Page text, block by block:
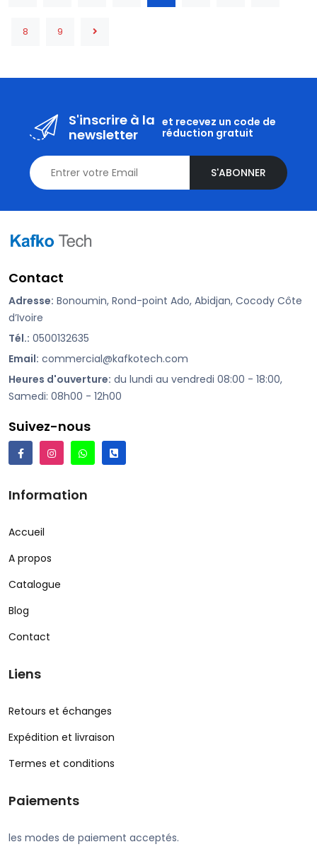
8 9
S'inscrire à la
newsletter
et recevez un code de
réduction gratuit
S'ABONNER
Contact
Adresse: Bonoumin, Rond-point Ado, Abidjan, Cocody Côte
d’Ivoire
Tél.: 0500132635
Email: commercial@kafkotech.com
Heures d'ouverture: du lundi au vendredi 08:00 - 18:00,
Samedi: 08h00 - 12h00
Suivez-nous
Information
Accueil
A propos
Catalogue
Blog
Contact
Liens
Retours et échanges
Expédition et livraison
Termes et conditions
Paiements
les modes de paiement acceptés.